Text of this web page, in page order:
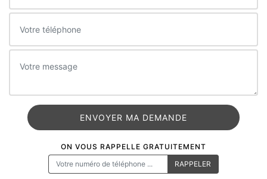
ON VOUS RAPPELLE GRATUITEMENT